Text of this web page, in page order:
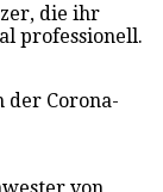
die ihr
professionell.
der Corona-